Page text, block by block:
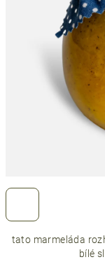
tato marmeláda
bílé